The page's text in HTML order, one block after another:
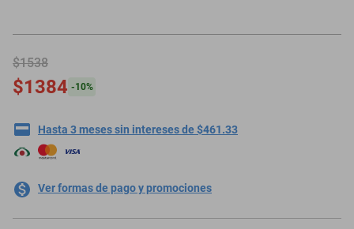
$1538
$1384 -10%
Hasta 3 meses sin intereses de $461.33
Ver formas de pago y promociones